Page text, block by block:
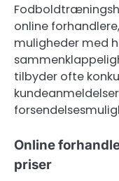
online
muligheder med
tilbyder ofte
Online
priser